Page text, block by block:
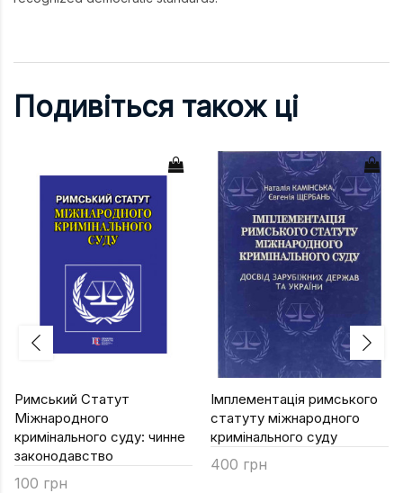
Подивіться також ці
Римський Статут
Міжнародного
кримінального суду: чинне
законодавство
100 грн
Імплементація римського
статуту міжнародного
кримінального суду
400 грн